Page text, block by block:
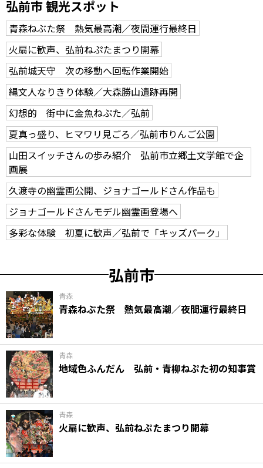
弘前市 観光スポット
青森ねぶた祭 熱気最高潮／夜間運行最終日
火扇に歓声、弘前ねぷたまつり開幕
弘前城天守 次の移動へ回転作業開始
縄文人なりきり体験／大森勝山遺跡再開
幻想的 街中に金魚ねぷた／弘前
夏真っ盛り、ヒマワリ見ごろ／弘前市りんご公園
山田スイッチさんの歩み紹介 弘前市立郷土文学館で企
画展
久渡寺の幽霊画公開、ジョナゴールドさん作品も
ジョナゴールドさんモデル幽霊画登場へ
多彩な体験 初夏に歓声／弘前で「キッズパーク」
弘前市
青森
青森ねぶた祭 熱気最高潮／夜間運行最終日
青森
地域色ふんだん 弘前・青柳ねぷた初の知事賞
青森
火扇に歓声、弘前ねぷたまつり開幕